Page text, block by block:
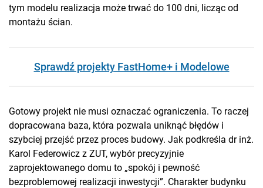
tym modelu realizacja może trwać do 100 dni, licząc od
montażu ścian.
Sprawdź projekty FastHome+ i Modelowe
Gotowy projekt nie musi oznaczać ograniczenia. To raczej
dopracowana baza, która pozwala uniknąć błędów i
szybciej przejść przez proces budowy. Jak podkreśla dr inż.
Karol Federowicz z ZUT, wybór precyzyjnie
zaprojektowanego domu to „spokój i pewność
bezproblemowej realizacji inwestycji”. Charakter budynku